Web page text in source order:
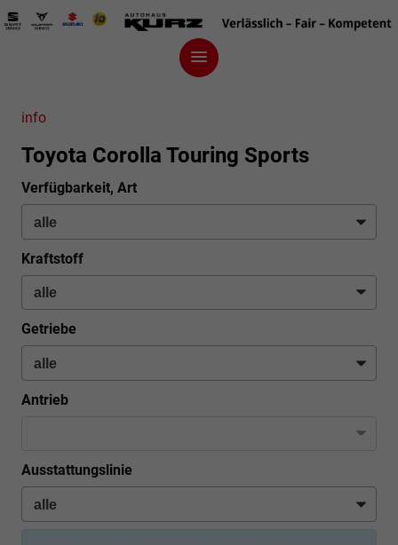
info
Toyota Corolla Touring Sports
Verfügbarkeit, Art
Kraftstoff
Getriebe
Antrieb
Ausstattungslinie